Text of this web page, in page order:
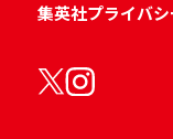
集英社プライバ